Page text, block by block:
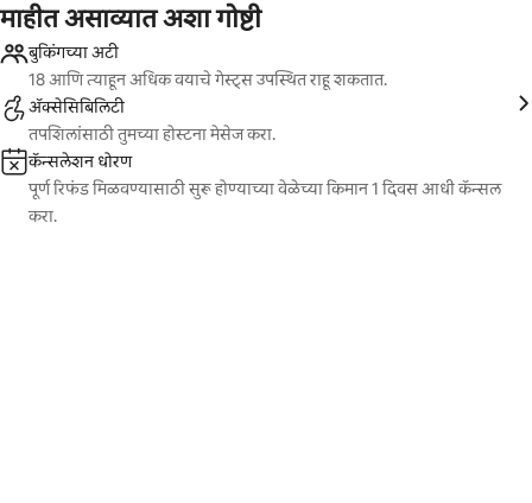
माहीत असाव्यात अशा गोष्टी
बुकिंगच्या अटी
18 आणि त्याहून अधिक वयाचे गेस्ट्स उपस्थित राहू शकतात.
ॲक्सेसिबिलिटी
तपशिलांसाठी तुमच्या होस्टना मेसेज करा.
कॅन्सलेशन धोरण
पूर्ण रिफंड मिळवण्यासाठी सुरू होण्याच्या वेळेच्या किमान 1 दिवस आधी कॅन्सल
करा.